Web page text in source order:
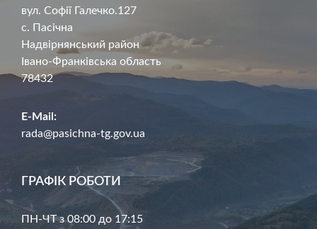
вул. Софії Галечко.127
с. Пасічна
Надвірнянський район
Івано-Франківська область
78432
E-Mail:
rada@pasichna-tg.gov.ua
ГРАФІК РОБОТИ
ПН-ЧТ з 08:00 до 17:15